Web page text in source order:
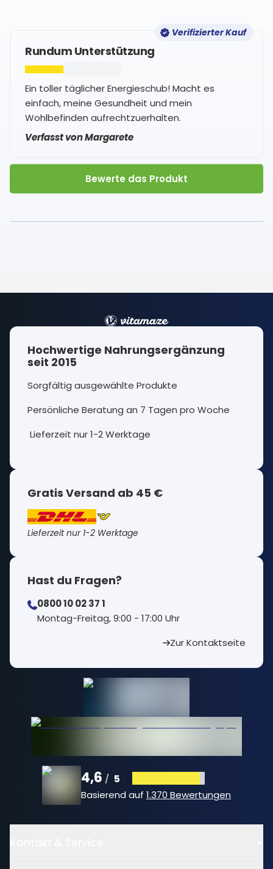
Verifizierter Kauf
Rundum Unterstützung
Ein toller täglicher Energieschub! Macht es
einfach, meine Gesundheit und mein
Wohlbefinden aufrechtzuerhalten.
Verfasst von Margarete
Bewerte das Produkt
Hochwertige Nahrungsergänzung
seit 2015
Sorgfältig ausgewählte Produkte
Persönliche Beratung an 7 Tagen pro Woche
Lieferzeit nur 1-2 Werktage
Gratis Versand ab 45 €
Lieferzeit nur 1-2 Werktage
Hast du Fragen?
0800 10 02 37 1
⁠Montag-Freitag, 9:00 - 17:00 Uhr
Zur Kontaktseite
4,6 / 5
Basierend auf 1.370 Bewertungen